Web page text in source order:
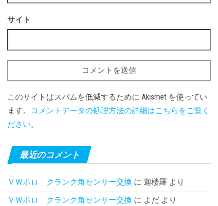
サイト
このサイトはスパムを低減するために Akismet を使ってい
ます。
コメントデータの処理方法の詳細はこちらをご覧く
ださい。
最近のコメント
ＶＷポロ クランク角センサー交換 に 迦楼羅 より
ＶＷポロ クランク角センサー交換 に よだ より